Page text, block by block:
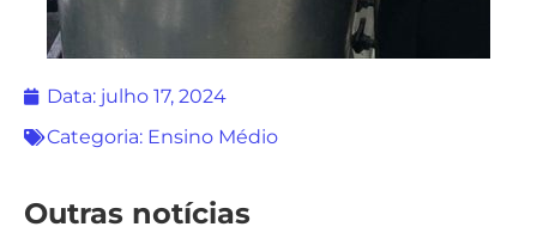
Data: julho 17, 2024
Categoria: Ensino Médio
Outras notícias